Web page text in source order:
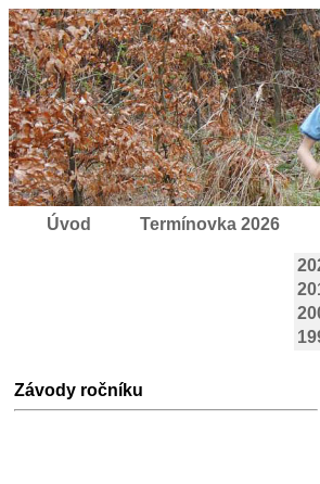
Úvod Termínovka 2026
Závody ročníku